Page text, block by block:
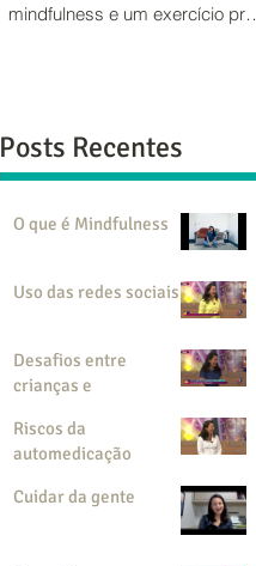
mindfulness e um exercício pra
Posts Recentes
O que é Mindfulness
Uso das redes sociais
Desafios entre
crianças e
Riscos da
automedicação
Cuidar da gente